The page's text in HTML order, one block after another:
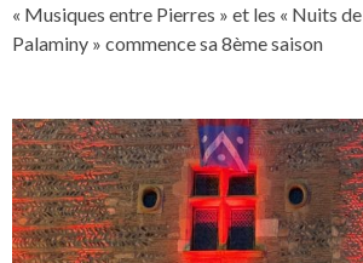
« Musiques entre Pierres » et les « Nuits de
Palaminy » commence sa 8ème saison